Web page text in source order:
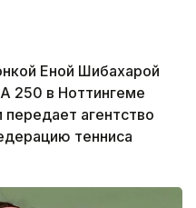
Еной Шибахарой
250 в Ноттингеме
агентство
тенниса